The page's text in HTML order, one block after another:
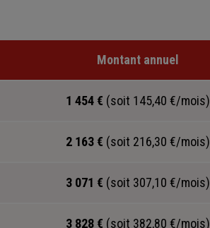
Montant annuel
1 454 € (soit 145,40 €/mois)
2 163 € (soit 216,30 €/mois)
3 071 € (soit 307,10 €/mois)
3 828 € (soit 382,80 €/mois)